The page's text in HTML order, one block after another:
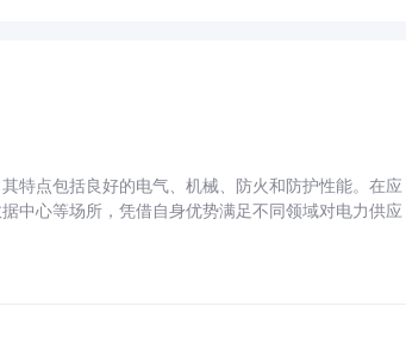
特点包括良好的电气、机械、防火和防护性能。在应
中心等场所，凭借自身优势满足不同领域对电力供应